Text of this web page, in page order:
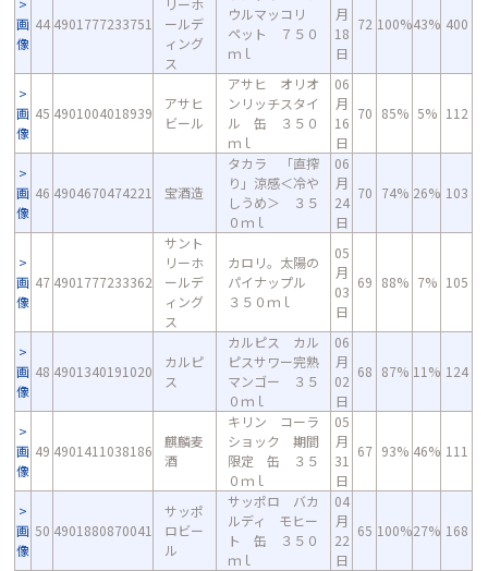
画
像
44 4901777233751
リーホ
ールデ
ィング
ス
ウルマッコリ
ペット ７５０
ｍｌ
月
18
日
72 100%43% 400
画
像
45 4901004018939
アサヒ
ビール
アサヒ オリオ
ンリッチスタイ
ル 缶 ３５０
ｍｌ
06
月
16
日
70 85% 5% 112
画
像
46 4904670474221 宝酒造
タカラ 「直搾
り」涼感＜冷や
しうめ＞ ３５
０ｍｌ
06
月
24
日
70 74% 26% 103
画
像
47 4901777233362
サント
リーホ
ールデ
ィング
ス
カロリ。太陽の
パイナップル
３５０ｍｌ
05
月
03
日
69 88% 7% 105
画
像
48 4901340191020
カルピ
ス
カルピス カル
ピスサワー完熟
マンゴー ３５
０ｍｌ
06
月
02
日
68 87% 11% 124
画
像
49 4901411038186
麒麟麦
酒
キリン コーラ
ショック 期間
限定 缶 ３５
０ｍｌ
05
月
31
日
67 93% 46% 111
画
像
50 4901880870041
サッポ
ロビー
ル
サッポロ バカ
ルディ モヒー
ト 缶 ３５０
ｍｌ
04
月
22
日
65 100%27% 168